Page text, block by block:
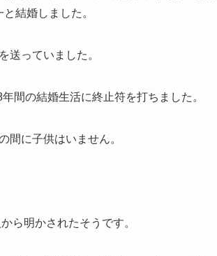
結婚しました。
送っていました。
間の結婚生活に終止符を打ちました。
間に子供はいません。
ら明かされたそうです。